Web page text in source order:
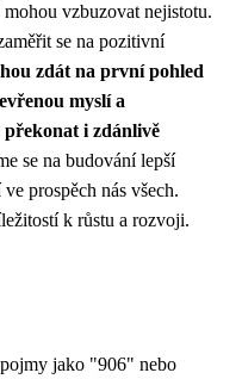
vzbuzovat nejistotu.
se na pozitivní
zdát na první pohled
myslí a
i zdánlivě
se na budování lepší
prospěch nás všech.
k růstu a rozvoji.
jako "906" nebo